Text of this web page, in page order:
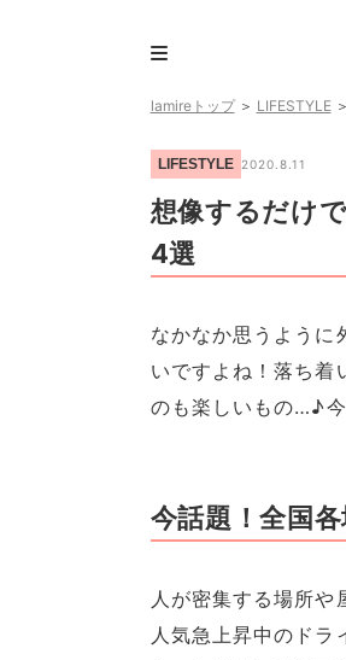
lamireトップ＞ LIFESTYLE＞
LIFESTYLE 2020.8.11
想像するだけ
4選
なかなか思うように
いですよね！落ち着
のも楽しいもの…♪
今話題！全国
人が密集する場所や
人気急上昇中のドラ